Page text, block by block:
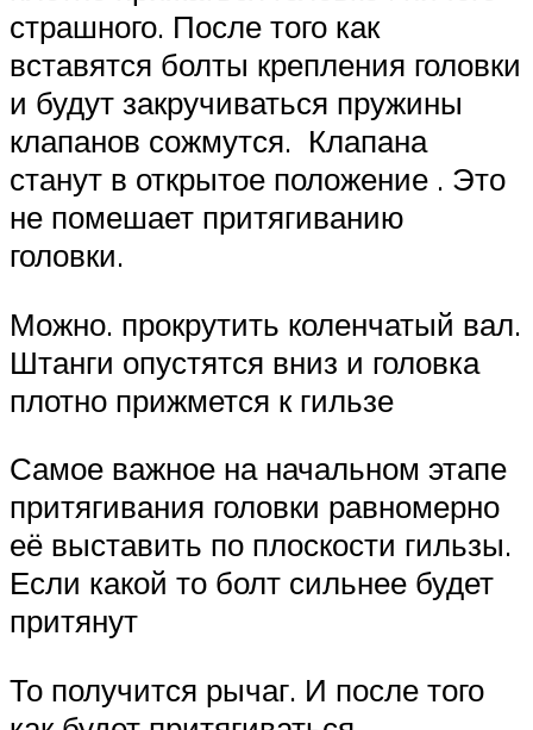
страшного. После того как
вставятся болты крепления головки
и будут закручиваться пружины
клапанов сожмутся. Клапана
станут в открытое положение . Это
не помешает притягиванию
головки.
Можно. прокрутить коленчатый вал.
Штанги опустятся вниз и головка
плотно прижмется к гильзе
Самое важное на начальном этапе
притягивания головки равномерно
её выставить по плоскости гильзы.
Если какой то болт сильнее будет
притянут
То получится рычаг. И после того